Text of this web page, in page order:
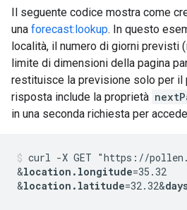
Il seguente codice mostra come
una forecast:lookup. In questo
località, il numero di giorni previsti
limite di dimensioni della pagina
restituisce la previsione solo per il
risposta include la proprietà
in una seconda richiesta per
curl -X GET "https://
&location.longitude=35.32
&location.latitude=32.32&